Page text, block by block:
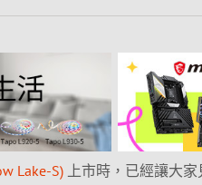
Lake-S)上市時，已經讓大家